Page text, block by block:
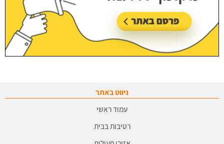
ניווט באתר
עמוד ראשי
רטיבות בבית